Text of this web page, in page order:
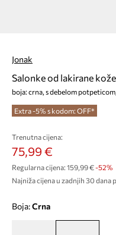
Jonak
Salonke od lakirane
boja: crna, s debelom
Extra -5% s kodom: OFF*
Trenutna cijena:
75,99 €
Regularna cijena: 159,99 €-52%
Najniža cijena u zadnjih 30 dana
Boja: crna